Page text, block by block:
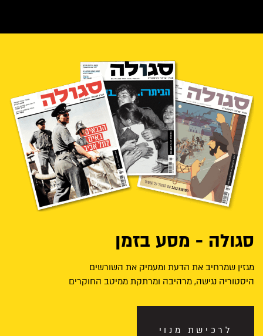
סגולה - מסע בזמן
מגזין שמרחיב את הדעת ומעמיק את השורשים
היסטוריה נגישה, מרהיבה ומרתקת ממיטב החוקרים
לרכישת מנוי